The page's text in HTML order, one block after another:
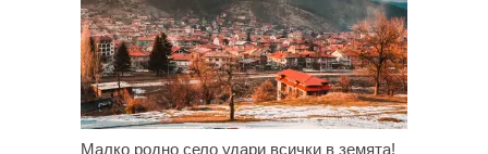
Малко родно село удари всички в земята!